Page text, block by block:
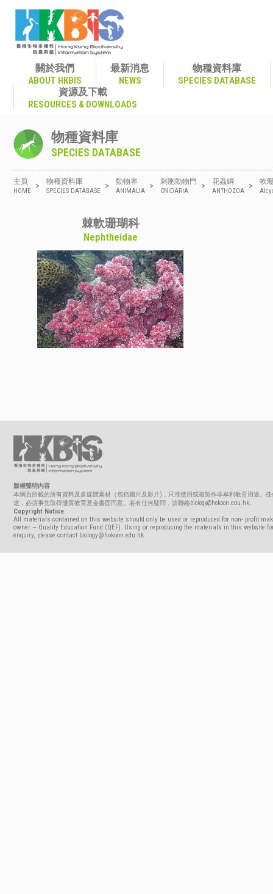
關於我們
ABOUT HKBIS
最新消息
NEWS
物種資料庫
SPECIES DATABASE
資源及下載
RESOURCES & DOWNLOADS
物種資料庫
SPECIES DATABASE
主頁
HOME
> 物種資料庫
SPECIES DATABASE
> 動物界
ANIMALIA
> 刺胞動物門
CNIDARIA
> 花蟲綱
ANTHOZOA
> 軟
棘軟珊瑚科
Nephtheidae
版權聲明內容
本網頁所載的所有資料及多媒體素材（包括圖片及影片)，只准使用或複製作非牟利教育用途。
途，必須事先取得優質教育基金書面同意。若有任何疑問，請聯絡biology@hokoon.edu.hk。
Copyright Notice
All materials contained on this website should only be used or reproduced for non- profit
owner — Quality Education Fund (QEF). Using or reproducing the materials in this website
enquiry, please contact biology@hokoon.edu.hk.